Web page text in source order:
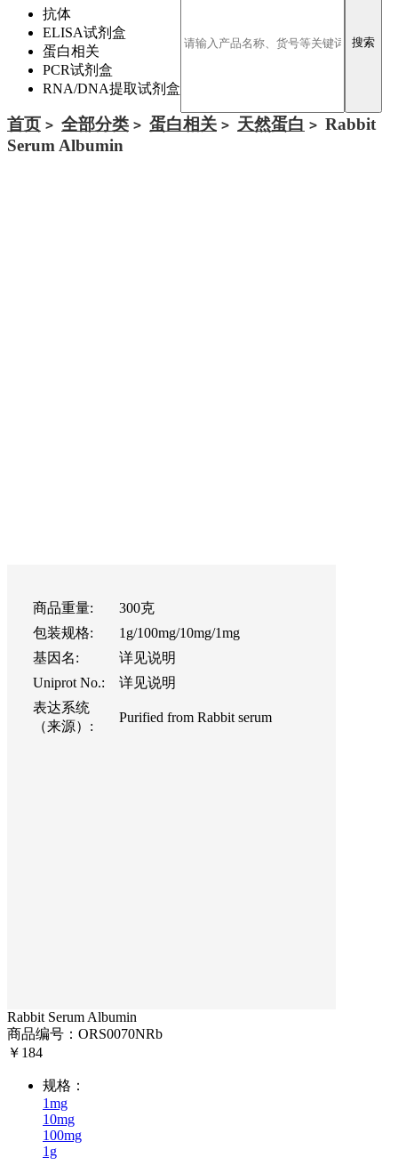
抗体
ELISA试剂盒
蛋白相关
PCR试剂盒
RNA/DNA提取试剂盒
首页 > 全部分类 > 蛋白相关 > 天然蛋白 > Rabbit
Serum Albumin
商品重量:
300克
包装规格:
1g/100mg/10mg/1mg
基因名:
详见说明
Uniprot No.:
详见说明
表达系统
（来源）:
Purified from Rabbit serum
Rabbit Serum Albumin
商品编号： ORS0070NRb
￥ 184
规格：
1mg
10mg
100mg
1g